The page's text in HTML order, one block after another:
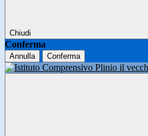
Chiudi
Conferma
Annulla Conferma